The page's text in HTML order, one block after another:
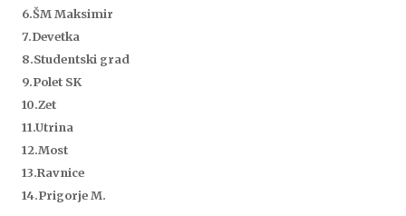
6.ŠM Maksimir
7.Devetka
8.Studentski grad
9.Polet SK
10.Zet
11.Utrina
12.Most
13.Ravnice
14.Prigorje M.